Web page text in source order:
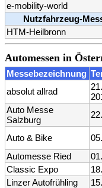
e-mobility-world
Nutzfahrzeug-
HTM-Heilbronn
Automessen in
Messebezeichnung
absolut allrad
Auto Messe
Salzburg
Auto & Bike
Automesse Ried
Classic Expo
Linzer Autofrühling